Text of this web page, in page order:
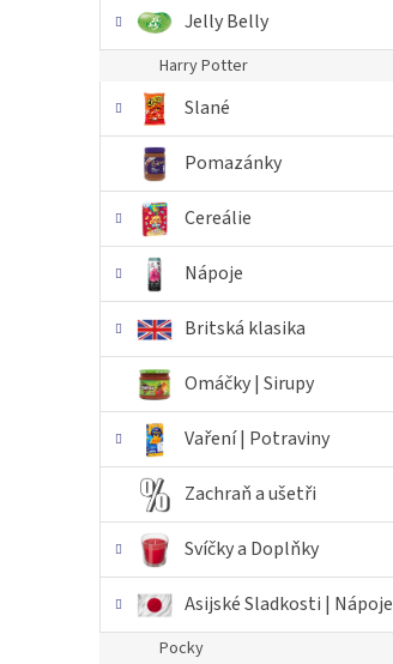
Jelly Belly
Harry Potter
Slané
Pomazánky
Cereálie
Nápoje
Britská klasika
Omáčky | Sirupy
Vaření | Potraviny
Zachraň a ušetři
Svíčky a Doplňky
Asijské Sladkosti | Nápoje
Pocky